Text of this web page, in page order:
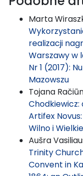
Marta
realizacji
Warszawy w
Nr 1 (2017):
Mazowszu
Tojana
Artifex
Wilno i
Aušra
Trinity
Convent in